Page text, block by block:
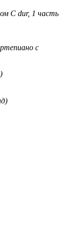
C dur, 1 часть
с